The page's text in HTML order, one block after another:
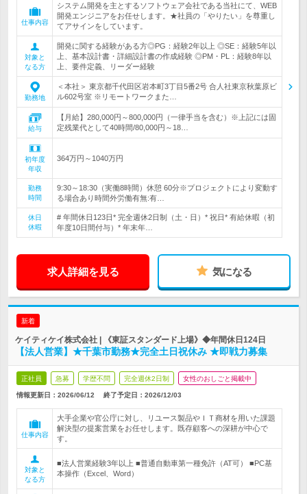
仕事内容
システム開発を主とするソフトウェア会社である当社にて、WEB
開発エンジニアをお任せします。★社員の「やりたい」を尊重し
てアサインをしています。
対象と
なる方
開発に関する経験がある方◎PG：経験2年以上 ◎SE：経験5年以
上、基本設計書・詳細設計書の作成経験 ◎PM・PL：経験8年以
上、要件定義、リーダー経験
勤務地
＜本社＞ 東京都千代田区岩本町3丁目5番2号 合人社東京秋葉原ビ
ル602号室 ※リモートワークまた…
給与
【月給】280,000円～800,000円（一律手当を含む）※上記には固
定残業代として40時間/80,000円～18…
初年度
年収
364万円～1040万円
勤務
時間
9:30～18:30（実働8時間）休憩 60分※プロジェクトにより変動す
る場合あり時間外労働有無:有…
休日
休暇
# 年間休日123日* 完全週休2日制（土・日）* 祝日* 有給休暇（初
年度10日間付与）* 年末年…
求人詳細を見る 気になる
新着
ケイティケイ株式会社 | 《東証スタンダード上場》◆年間休日124日
【法人営業】★千葉市勤務★完全土日祝休み ★即戦力募集
正社員 急募 学歴不問 完全週休2日制 女性のおしごと掲載中
情報更新日：2026/06/12 終了予定日： 2026/12/03
仕事内容
大手企業や官公庁に対し、リユース製品やＩＴ商材を用いた課題
解決型の提案営業をお任せします。既存顧客への深耕が中心で
す。
対象と
なる方
■法人営業経験3年以上 ■普通自動車第一種免許（AT可） ■PC基
本操作（Excel、Word）